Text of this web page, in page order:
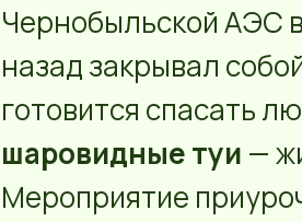
Чернобыльской АЭС
назад закрывал
готовится спасать
шаровидные туи —
Мероприятие